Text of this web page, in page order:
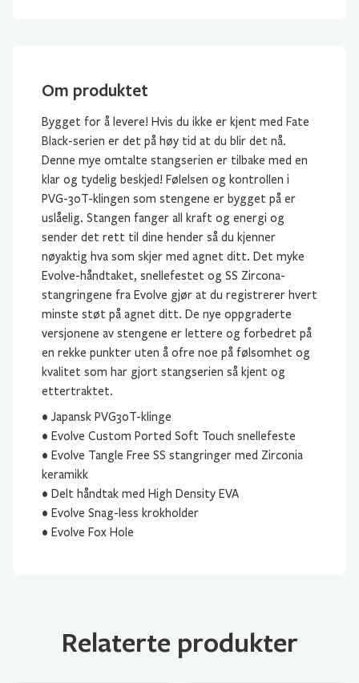
Om produktet
Bygget for å levere! Hvis du ikke er kjent med Fate
Black-serien er det på høy tid at du blir det nå.
Denne mye omtalte stangserien er tilbake med en
klar og tydelig beskjed! Følelsen og kontrollen i
PVG-30T-klingen som stengene er bygget på er
uslåelig. Stangen fanger all kraft og energi og
sender det rett til dine hender så du kjenner
nøyaktig hva som skjer med agnet ditt. Det myke
Evolve-håndtaket, snellefestet og SS Zircona-
stangringene fra Evolve gjør at du registrerer hvert
minste støt på agnet ditt. De nye oppgraderte
versjonene av stengene er lettere og forbedret på
en rekke punkter uten å ofre noe på følsomhet og
kvalitet som har gjort stangserien så kjent og
ettertraktet.
• Japansk PVG30T-klinge
• Evolve Custom Ported Soft Touch snellefeste
• Evolve Tangle Free SS stangringer med Zirconia
keramikk
• Delt håndtak med High Density EVA
• Evolve Snag-less krokholder
• Evolve Fox Hole
Relaterte produkter